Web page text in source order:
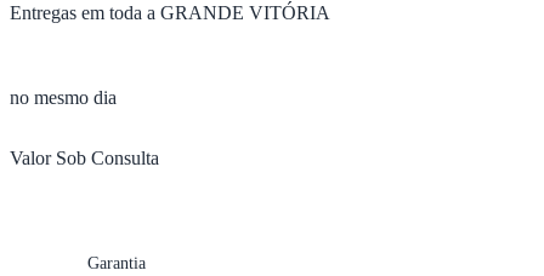
Entregas em toda a GRANDE VITÓRIA
no mesmo dia
Valor Sob Consulta
Garantia